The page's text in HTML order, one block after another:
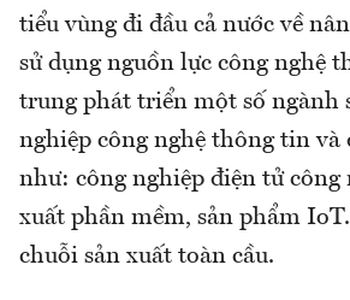
tiểu vùng đi đầu cả nước về
sử dụng nguồn lực công nghệ
trung phát triển một số ngành
nghiệp công nghệ thông tin và
như: công nghiệp điện tử công
xuất phần mềm, sản phẩm
chuỗi sản xuất toàn cầu.